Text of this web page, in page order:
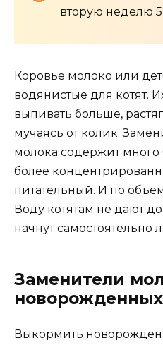
вторую неделю
Коровье молоко или
водянистые для котят.
выпивать больше,
мучаясь от колик.
молока содержит
более
питательный. И по
Воду котятам не дают
начнут самостоятельно
Заменители
Выкормить